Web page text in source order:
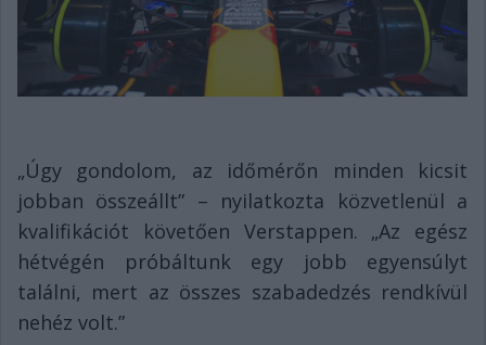
„Úgy gondolom, az időmérőn minden kicsit
jobban összeállt” – nyilatkozta közvetlenül a
kvalifikációt követően Verstappen. „Az egész
hétvégén próbáltunk egy jobb egyensúlyt
találni, mert az összes szabadedzés rendkívül
nehéz volt.”